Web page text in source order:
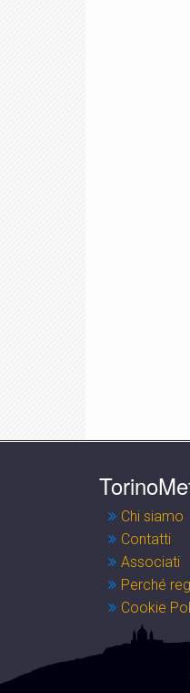
Chi siamo
Contatti
Associati
Perché
Cookie